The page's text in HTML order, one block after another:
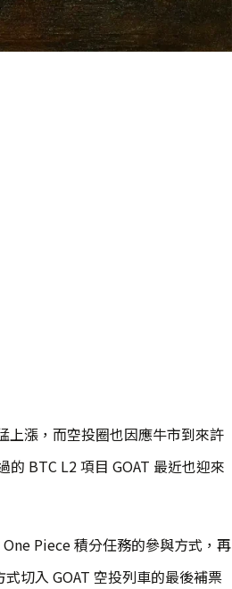
上漲，而空投圈也因應牛市到來許
BTC L2 項目 GOAT 最近也迎來
Piece 積分任務的參與方式，再
切入 GOAT 空投列車的最後補票